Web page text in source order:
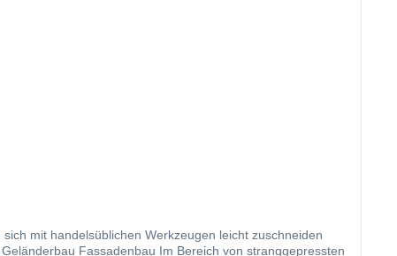
mit handelsüblichen Werkzeugen leicht zuschneiden